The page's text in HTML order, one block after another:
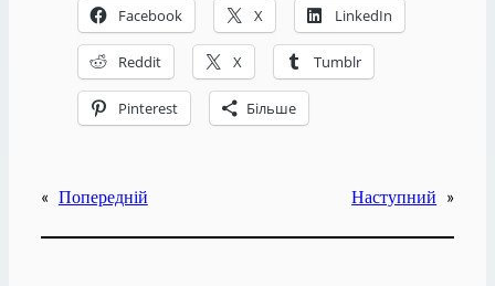
Facebook X LinkedIn
Reddit X Tumblr
Pinterest Більше
« Попередній Наступний »